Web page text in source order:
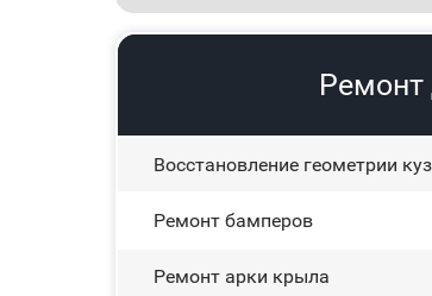
Ремонт
Восстановление геометрии
Ремонт бамперов
Ремонт арки крыла